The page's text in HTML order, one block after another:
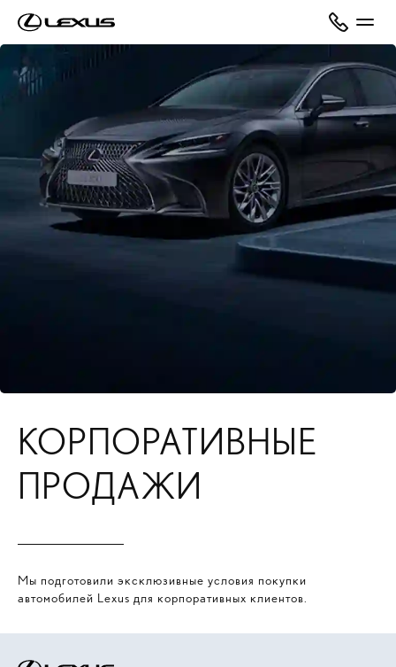
КОРПОРАТИВНЫЕ
ПРОДАЖИ
Мы подготовили эксклюзивные условия покупки
автомобилей Lexus для корпоративных клиентов.